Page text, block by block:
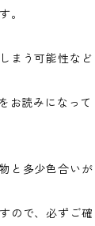
。
まう可能性など
お読みになって
と多少色合いが
ので、必ずご確